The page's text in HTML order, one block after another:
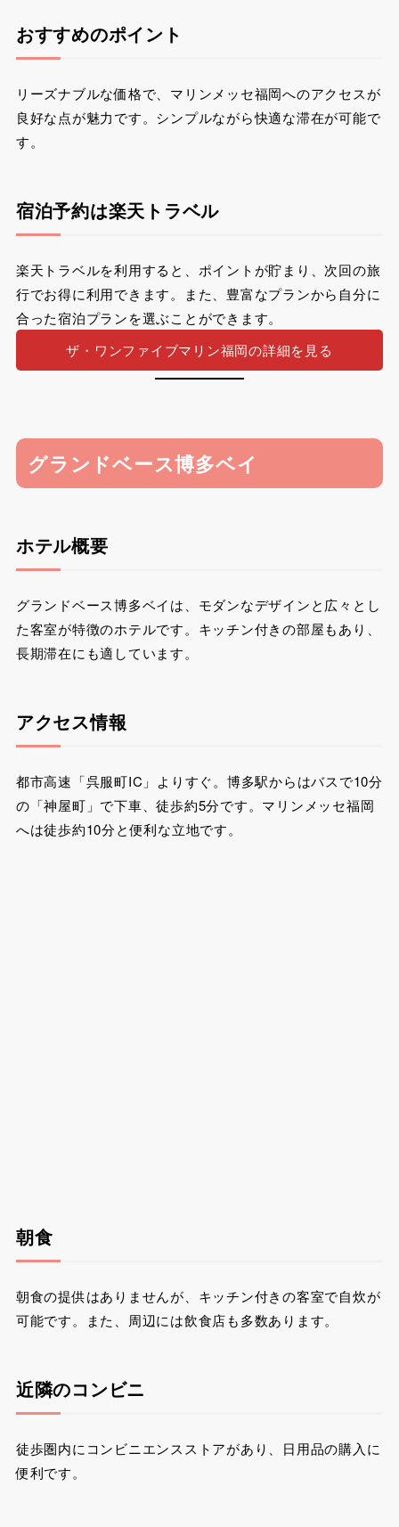
おすすめのポイント
リーズナブルな価格で、マリンメッセ福岡へのアクセスが
良好な点が魅力です。シンプルながら快適な滞在が可能で
す。
宿泊予約は楽天トラベル
楽天トラベルを利用すると、ポイントが貯まり、次回の旅
行でお得に利用できます。また、豊富なプランから自分に
合った宿泊プランを選ぶことができます。
ザ・ワンファイブマリン福岡の詳細を見る
グランドベース博多ベイ
ホテル概要
グランドベース博多ベイは、モダンなデザインと広々とし
た客室が特徴のホテルです。キッチン付きの部屋もあり、
長期滞在にも適しています。
アクセス情報
都市高速「呉服町IC」よりすぐ。博多駅からはバスで10分
の「神屋町」で下車、徒歩約5分です。マリンメッセ福岡
へは徒歩約10分と便利な立地です。
朝食
朝食の提供はありませんが、キッチン付きの客室で自炊が
可能です。また、周辺には飲食店も多数あります。
近隣のコンビニ
徒歩圏内にコンビニエンスストアがあり、日用品の購入に
便利です。